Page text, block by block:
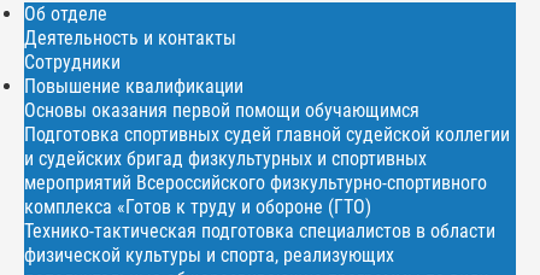
Об отделе
Деятельность и контакты
Сотрудники
Повышение квалификации
Основы оказания первой помощи обучающимся
Подготовка спортивных судей главной судейской коллегии
и судейских бригад физкультурных и спортивных
мероприятий Всероссийского физкультурно-спортивного
комплекса «Готов к труду и обороне (ГТО)
Технико-тактическая подготовка специалистов в области
физической культуры и спорта, реализующих